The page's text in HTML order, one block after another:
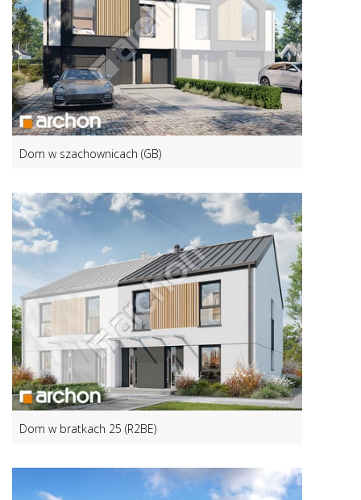
Dom w szachownicach (GB)
Dom w bratkach 25 (R2BE)